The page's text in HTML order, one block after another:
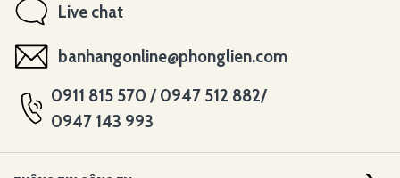
Live chat
banhangonline@phonglien.com
0911 815 570 / 0947 512 882/
0947 143 993